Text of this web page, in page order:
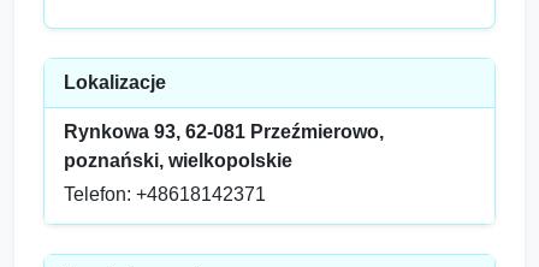
Lokalizacje
Rynkowa 93, 62-081 Przeźmierowo,
poznański, wielkopolskie
Telefon: +48618142371